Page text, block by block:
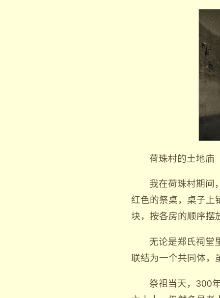
荷珠村的土地庙
我在荷珠村期间
红色的祭桌，桌子上
块，按各房的顺序摆
无论是郑氏祠堂
联结为一个共同体，
祭祖当天，300